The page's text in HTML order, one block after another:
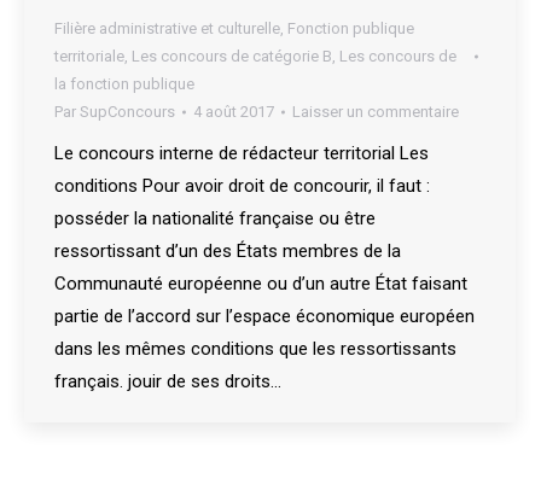
Filière administrative et culturelle, Fonction publique
territoriale, Les concours de catégorie B, Les concours de
la fonction publique
Par SupConcours 4 août 2017 Laisser un commentaire
Le concours interne de rédacteur territorial Les
conditions Pour avoir droit de concourir, il faut :
posséder la nationalité française ou être
ressortissant d’un des États membres de la
Communauté européenne ou d’un autre État faisant
partie de l’accord sur l’espace économique européen
dans les mêmes conditions que les ressortissants
français. jouir de ses droits…